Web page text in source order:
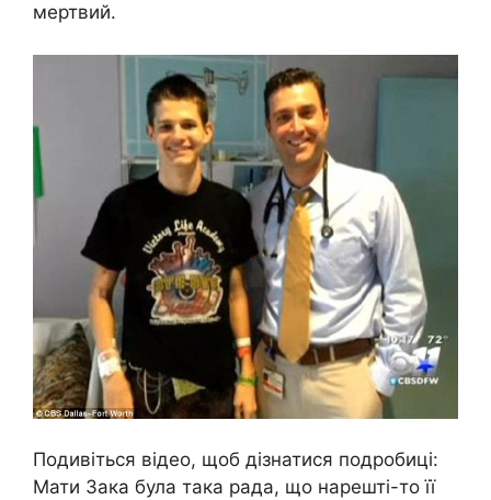
мертвий.
Подивіться відео, щоб дізнатися подробиці:
Мати Зака ​​була така рада, що нарешті-то її